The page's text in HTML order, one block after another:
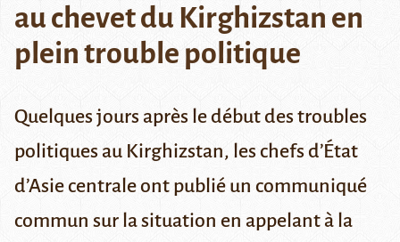
au chevet du Kirghizstan en
plein trouble politique
Quelques jours après le début des troubles
politiques au Kirghizstan, les chefs d’État
d’Asie centrale ont publié un communiqué
commun sur la situation en appelant à la